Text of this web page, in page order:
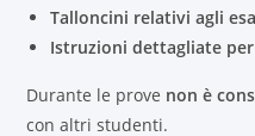
Talloncini relativi agli
Istruzioni dettagliate
Durante le prove non è
con altri studenti.